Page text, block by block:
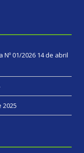
01/2026 14 de abril
2025